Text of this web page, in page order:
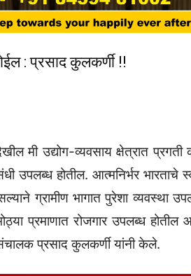
: प्रसाद कुलकर्णी !!
मी उद्योग-व्यवसाय क्षेत्रात
उपलब्ध होतील. आत्मनिर्भर भारताचे
ग्रामीण भागात पुरेशा व्यवस्था
प्रमाणात रोजगार उपलब्ध होतील
प्रसाद कुलकर्णी यांनी केले.